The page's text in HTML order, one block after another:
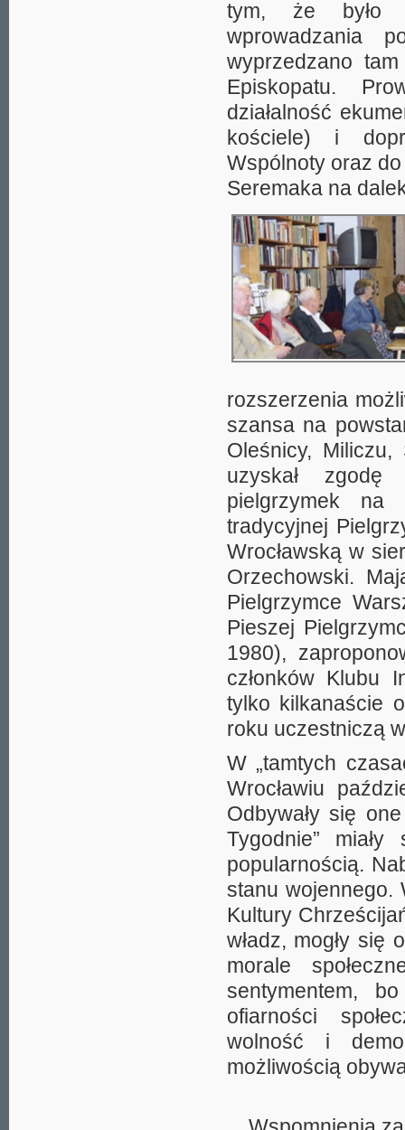
tym, że było
wprowadzania
wyprzedzano
Episkopatu.
działalność
kościele) i
Wspólnoty oraz
Seremaka na
rozszerzenia
szansa na
Oleśnicy, Miliczu,
uzyskał
pielgrzymek na
tradycyjnej
Wrocławską w
Orzechowski.
Pielgrzymce
Pieszej
1980),
członków Klubu
tylko kilkanaście
roku uczestniczą
W „tamtych
Wrocławiu
Odbywały się
Tygodnie”
popularnością.
stanu wojennego.
Kultury
władz, mogły się
morale
sentymentem,
ofiarności
wolność i
możliwością